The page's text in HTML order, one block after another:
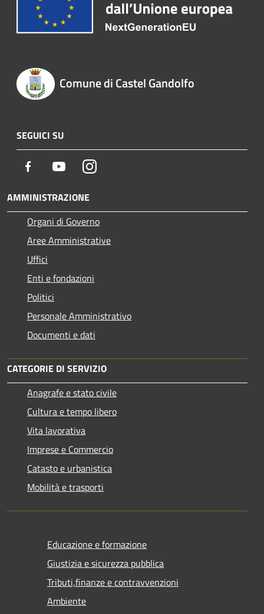
Comune di Castel Gandolfo
SEGUICI SU
Facebook YoutubeInstagram
AMMINISTRAZIONE
Organi di Governo
Aree Amministrative
Uffici
Enti e fondazioni
Politici
Personale Amministrativo
Documenti e dati
CATEGORIE DI SERVIZIO
Anagrafe e stato civile
Cultura e tempo libero
Vita lavorativa
Imprese e Commercio
Catasto e urbanistica
Mobilità e trasporti
Educazione e formazione
Giustizia e sicurezza pubblica
Tributi,finanze e contravvenzioni
Ambiente